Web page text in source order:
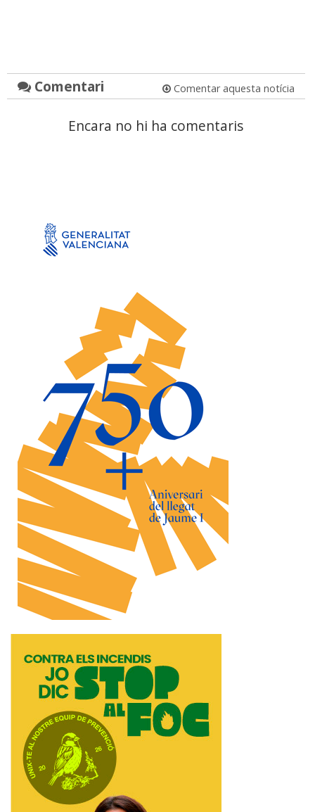
Comentari Comentar aquesta notícia
Encara no hi ha comentaris